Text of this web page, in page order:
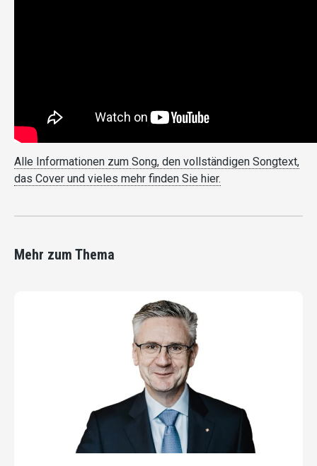
Alle Informationen zum Song, den vollständigen Songtext,
das Cover und vieles mehr finden Sie hier.
Mehr zum Thema